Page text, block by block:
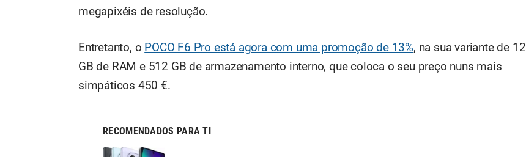
megapixéis de resolução.
Entretanto, o POCO F6 Pro está agora com uma promoção de 13%, na sua variante de 12
GB de RAM e 512 GB de armazenamento interno, que coloca o seu preço nuns mais
simpáticos 450 €.
RECOMENDADOS PARA TI